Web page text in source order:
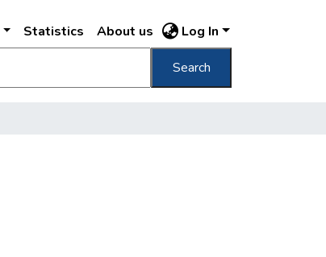
Statistics About us Log In
Search